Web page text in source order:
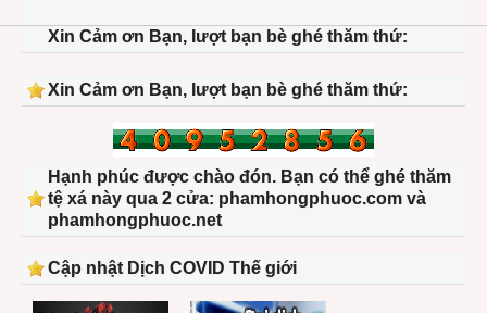
Xin Cảm ơn Bạn, lượt bạn bè ghé thăm thứ:
Xin Cảm ơn Bạn, lượt bạn bè ghé thăm thứ:
Hạnh phúc được chào đón. Bạn có thể ghé thăm
tệ xá này qua 2 cửa: phamhongphuoc.com và
phamhongphuoc.net
Cập nhật Dịch COVID Thế giới